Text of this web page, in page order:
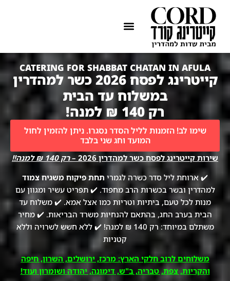
CATERING FOR SHABBAT CHATAN IN AFULA
קייטרינג לפסח 2026 כשר למהדרין
במשלוח עד הבית
רק 140 ₪ למנה!
שימו לב! הזמנות לליל הסדר נסגרו. ניתן להזמין לחול
המועד וחג שני בלבד
שירות קייטרינג לפסח כשר למהדרין 2026 –
רק 140 ₪ למנה!!
✔️ ארוחת ליל סדר כשרה לגמרי תחת פיקוח משגיח צמוד
למהדרין ובשר בכשרות הרב מחפוד. ✔️ תפריט עשיר ומגוון עם
מנות לכל טעם, ביתיות וטריות כמו אצל אמא. ✔️ משלוח עד
הבית בערב החג, בהתאם להנחיות משרד הבריאות. ✔️ מחיר
משתלם במיוחד: רק 140 ₪ למנה! ✔️ ללא חשש לשרויה וללא
קטניות
משלוחים לרוב חלקי הארץ: מרכז, ירושלים, השרון, חיפה
והקריות, צפת, טבריה, ב"ש, דימונה, יהודה ושומרון ועוד!